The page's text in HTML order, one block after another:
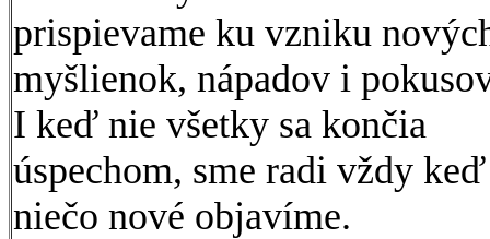
prispievame ku vzniku
myšlienok, nápadov i
I keď nie všetky sa končia
úspechom, sme radi vždy keď
niečo nové objavíme.